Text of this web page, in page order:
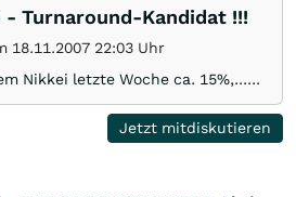
- Turnaround-Kandidat !!!
18.11.2007 22:03 Uhr
Nikkei letzte Woche ca. 15%,......
Jetzt mitdiskutieren